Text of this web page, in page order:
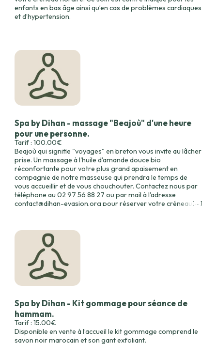
enfants en bas âge ainsi qu’en cas de problèmes cardiaques
et d’hypertension.
Spa by Dihan - massage "Beajoù" d'une heure
pour une personne.
Tarif : 100.00€
Beajoù qui signifie "voyages" en breton vous invite au lâcher
prise. Un massage à l'huile d'amande douce bio
réconfortante pour votre plus grand apaisement en
compagnie de notre masseuse qui prendra le temps de
vous accueillir et de vous chouchouter. Contactez nous par
téléphone au 02 97 56 88 27 ou par mail à l'adresse
contact@dihan-evasion.org pour réserver votre créneau [ ... ]
Spa by Dihan - Kit gommage pour séance de
hammam.
Tarif : 15.00€
Disponible en vente à l’accueil le kit gommage comprend le
savon noir marocain et son gant exfoliant.